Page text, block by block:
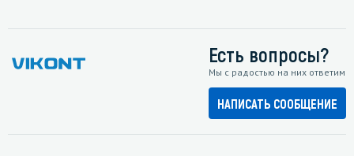
Есть вопросы?
Мы с радостью на них ответим
НАПИСАТЬ СООБЩЕНИЕ